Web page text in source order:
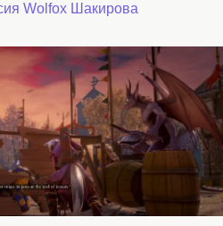
Wolfox Шакирова